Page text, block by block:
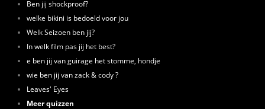
Ben jij shockproof?
welke bikini is bedoeld voor jou
Welk Seizoen ben jij?
In welk film pas jij het best?
e ben jij van guirage het stomme, hondje
wie ben jij van zack & cody ?
Leaves' Eyes
Meer quizzen